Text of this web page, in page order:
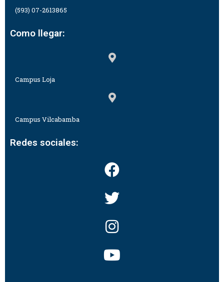
(593) 07-2613865
Como llegar:
Campus Loja
Campus Vilcabamba
Redes sociales: